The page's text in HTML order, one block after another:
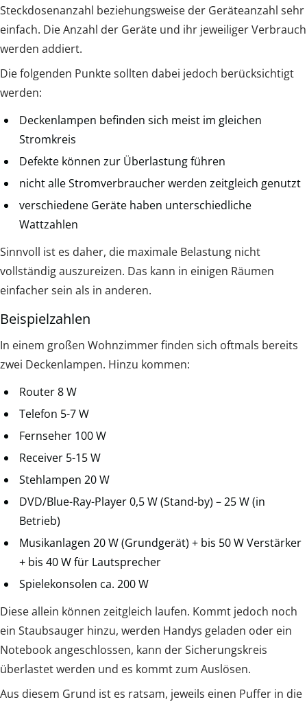
Steckdosenanzahl beziehungsweise der Geräteanzahl sehr
einfach. Die Anzahl der Geräte und ihr jeweiliger Verbrauch
werden addiert.
Die folgenden Punkte sollten dabei jedoch berücksichtigt
werden:
Deckenlampen befinden sich meist im gleichen
Stromkreis
Defekte können zur Überlastung führen
nicht alle Stromverbraucher werden zeitgleich genutzt
verschiedene Geräte haben unterschiedliche
Wattzahlen
Sinnvoll ist es daher, die maximale Belastung nicht
vollständig auszureizen. Das kann in einigen Räumen
einfacher sein als in anderen.
Beispielzahlen
In einem großen Wohnzimmer finden sich oftmals bereits
zwei Deckenlampen. Hinzu kommen:
Router 8 W
Telefon 5-7 W
Fernseher 100 W
Receiver 5-15 W
Stehlampen 20 W
DVD/Blue-Ray-Player 0,5 W (Stand-by) – 25 W (in
Betrieb)
Musikanlagen 20 W (Grundgerät) + bis 50 W Verstärker
+ bis 40 W für Lautsprecher
Spielekonsolen ca. 200 W
Diese allein können zeitgleich laufen. Kommt jedoch noch
ein Staubsauger hinzu, werden Handys geladen oder ein
Notebook angeschlossen, kann der Sicherungskreis
überlastet werden und es kommt zum Auslösen.
Aus diesem Grund ist es ratsam, jeweils einen Puffer in die